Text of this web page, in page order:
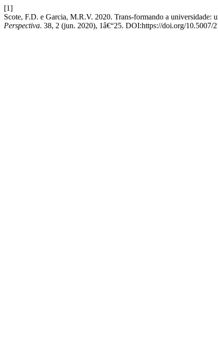
[1]
Scote, F.D. e Garcia, M.R.V. 2020. Trans-formando a universidade:
Perspectiva. 38, 2 (jun. 2020), 1â€“25. DOI:https://doi.org/10.5007/